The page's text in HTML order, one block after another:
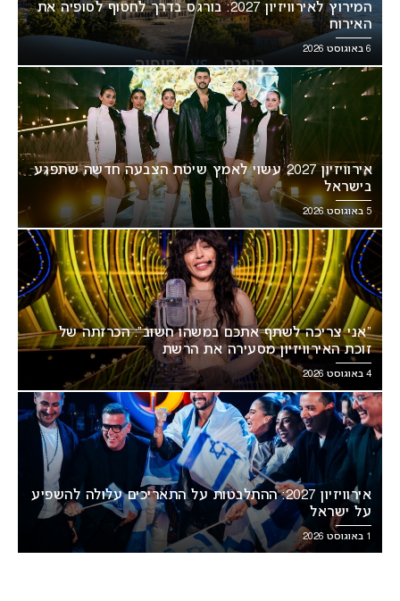
המירוץ לאירוויזיון 2027: בורגס בדרך לחטוף לסופיה את
האירוח
6 באוגוסט 2026
אירוויזיון 2027 עשוי לאמץ שיטת הצבעה חדשה שתפגע
בישראל
5 באוגוסט 2026
“אני צריכה לשתף אתכם במשהו חשוב”: הכרזתה של
זוכת האירוויזיון מסעירה את הרשת
4 באוגוסט 2026
אירוויזיון 2027: ההתלבטות על התאריכים עלולה להשפיע
על ישראל
1 באוגוסט 2026